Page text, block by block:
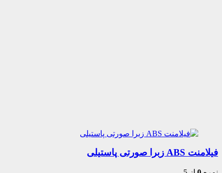
فیلامنت ABS زبرا صورتی پاستیلی